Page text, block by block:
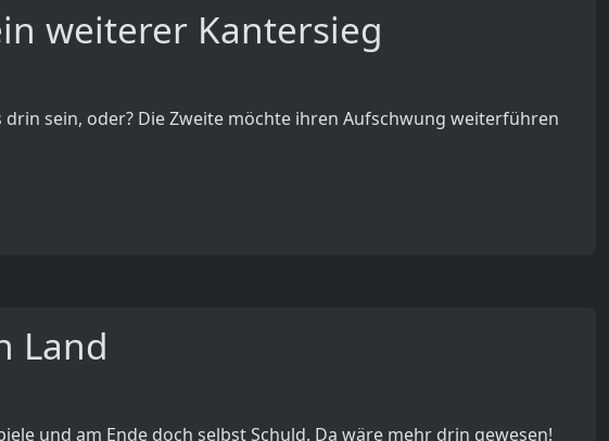
weiterer Kantersieg
drin sein, oder? Die Zweite möchte ihren Aufschwung weiterführen
Land
und am Ende doch selbst Schuld. Da wäre mehr drin gewesen!